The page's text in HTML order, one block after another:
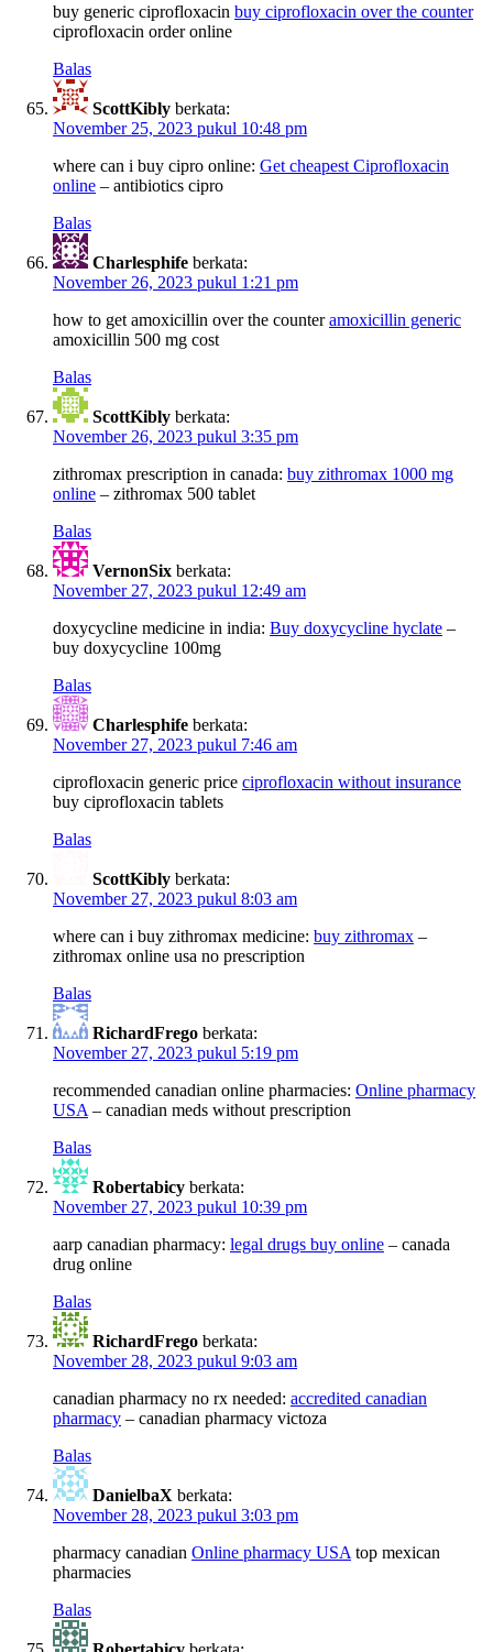
buy generic ciprofloxacin buy ciprofloxacin over the counter
ciprofloxacin order online
Balas
ScottKibly berkata:
November 25, 2023 pukul 10:48 pm
where can i buy cipro online: Get cheapest Ciprofloxacin
online – antibiotics cipro
Balas
Charlesphife berkata:
November 26, 2023 pukul 1:21 pm
how to get amoxicillin over the counteramoxicillin generic
amoxicillin 500 mg cost
Balas
ScottKibly berkata:
November 26, 2023 pukul 3:35 pm
zithromax prescription in canada: buy zithromax 1000 mg
online – zithromax 500 tablet
Balas
VernonSix berkata:
November 27, 2023 pukul 12:49 am
doxycycline medicine in india: Buy doxycycline hyclate –
buy doxycycline 100mg
Balas
Charlesphife berkata:
November 27, 2023 pukul 7:46 am
ciprofloxacin generic price ciprofloxacin without insurance
buy ciprofloxacin tablets
Balas
ScottKibly berkata:
November 27, 2023 pukul 8:03 am
where can i buy zithromax medicine: buy zithromax –
zithromax online usa no prescription
Balas
RichardFrego berkata:
November 27, 2023 pukul 5:19 pm
recommended canadian online pharmacies: Online pharmacy
USA – canadian meds without prescription
Balas
Robertabicy berkata:
November 27, 2023 pukul 10:39 pm
aarp canadian pharmacy: legal drugs buy online – canada
drug online
Balas
RichardFrego berkata:
November 28, 2023 pukul 9:03 am
canadian pharmacy no rx needed: accredited canadian
pharmacy – canadian pharmacy victoza
Balas
DanielbaX berkata:
November 28, 2023 pukul 3:03 pm
pharmacy canadian Online pharmacy USA top mexican
pharmacies
Balas